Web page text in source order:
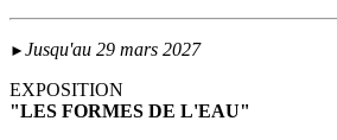
► Jusqu'au 29 mars 2027
EXPOSITION
"LES FORMES DE L'EAU"